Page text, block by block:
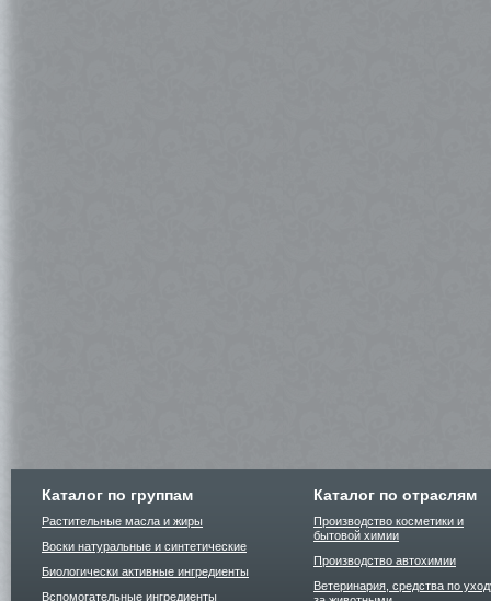
Каталог по группам
Растительные масла и жиры
Воски натуральные и синтетические
Биологически активные ингредиенты
Вспомогательные ингредиенты
Каталог по отраслям
Производство косметики и
бытовой химии
Производство автохимии
Ветеринария, средства по